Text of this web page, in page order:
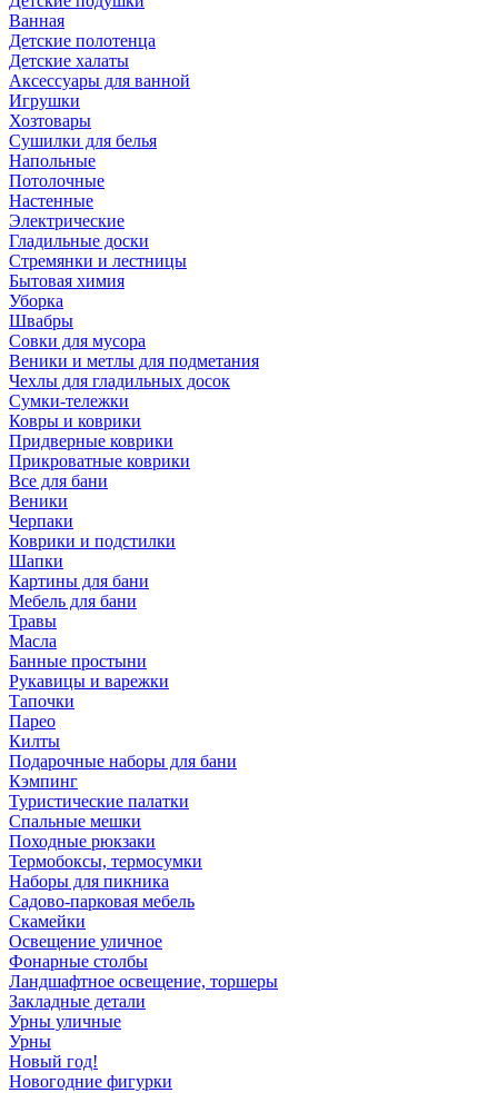
Ванная
Детские полотенца
Детские халаты
Аксессуары для ванной
Игрушки
Хозтовары
Сушилки для белья
Напольные
Потолочные
Настенные
Электрические
Гладильные доски
Стремянки и лестницы
Бытовая химия
Уборка
Швабры
Совки для мусора
Веники и метлы для подметания
Чехлы для гладильных досок
Сумки-тележки
Ковры и коврики
Придверные коврики
Прикроватные коврики
Все для бани
Веники
Черпаки
Коврики и подстилки
Шапки
Картины для бани
Мебель для бани
Травы
Масла
Банные простыни
Рукавицы и варежки
Тапочки
Парео
Килты
Подарочные наборы для бани
Кэмпинг
Туристические палатки
Спальные мешки
Походные рюкзаки
Термобоксы, термосумки
Наборы для пикника
Садово-парковая мебель
Скамейки
Освещение уличное
Фонарные столбы
Ландшафтное освещение, торшеры
Закладные детали
Урны уличные
Урны
Новый год!
Новогодние фигурки